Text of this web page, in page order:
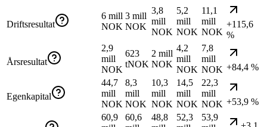
Driftsresultat
6 mill
NOK
3 mill
NOK
3,8
mill
NOK
5,2
mill
NOK
11,1
mill
NOK
+115,6
%
Årsresultat
2,9
mill
NOK
623
tNOK
2 mill
NOK
4,2
mill
NOK
7,8
mill
NOK +84,4 %
Egenkapital
44,7
mill
NOK
8,3
mill
NOK
10,3
mill
NOK
14,5
mill
NOK
22,3
mill
NOK +53,9 %
60,9
60,6
48,8
52,3
53,9